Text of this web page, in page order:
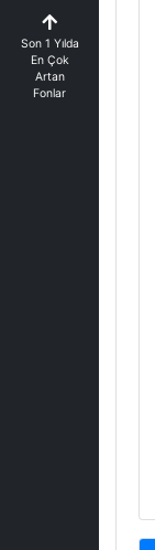
Son 1 Yılda
En Çok
Artan
Fonlar